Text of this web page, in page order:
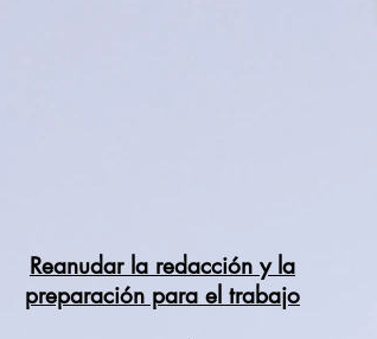
Reanudar la redacción y la
preparación para el trabajo